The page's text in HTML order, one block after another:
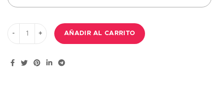
3 rosas rojas San Valentin , verdes variados y detalles. cantidad
AÑADIR AL CARRITO